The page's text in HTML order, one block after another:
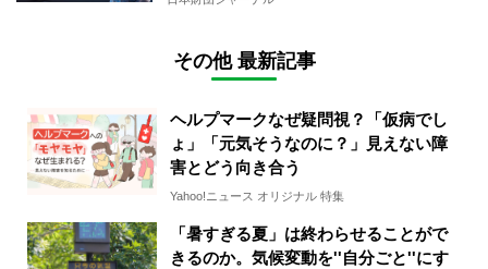
その他 最新記事
ヘルプマークなぜ疑問視？「仮病でし
ょ」「元気そうなのに？」見えない障
害とどう向き合う
Yahoo!ニュース オリジナル 特集
「暑すぎる夏」は終わらせることがで
きるのか。気候変動を''自分ごと''にす